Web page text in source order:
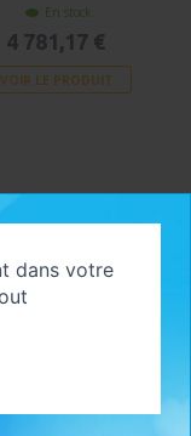
En stock
4 781,17 €
VOIR LE PRODUIT
dans votre